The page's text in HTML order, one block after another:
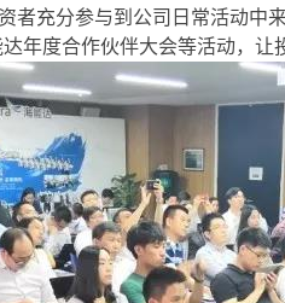
者充分参与到公司日常活动中
年度合作伙伴大会等活动，让